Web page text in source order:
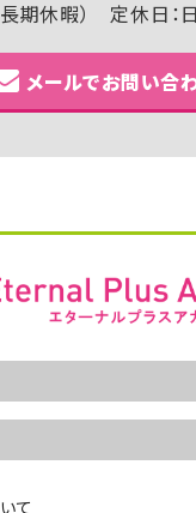
長期休暇） 定休日：
メールでお問い合
て